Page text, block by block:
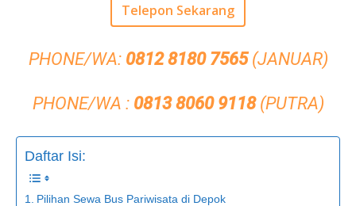
Telepon Sekarang
PHONE/WA: 0812 8180 7565(JANUAR)
PHONE/WA : 0813 8060 9118(PUTRA)
Daftar Isi:
Pilihan Sewa Bus Pariwisata di Depok